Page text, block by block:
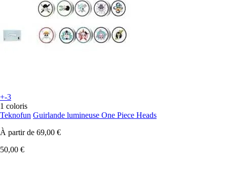
+-3
1 coloris
Teknofun Guirlande lumineuse One Piece Heads
À partir de 69,00 €
50,00 €